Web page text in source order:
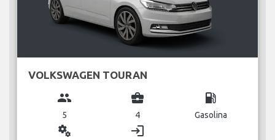
VOLKSWAGEN TOURAN
group
5
business_center
4
local_gas_station
Gasolina
miscellaneous_services login